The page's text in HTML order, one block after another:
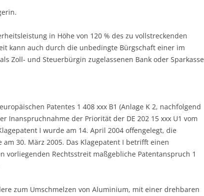
in Höhe von 120 % des zu vollstreckenden
kann auch durch die unbedingte Bürgschaft einer im
Zoll- und Steuerbürgin zugelassenen Bank oder Sparkasse
Patentes 1 408 xxx B1 (Anlage K 2, nachfolgend
Inanspruchnahme der Priorität der DE 202 15 xxx U1 vom
I wurde am 14. April 2004 offengelegt, die
30. März 2005. Das Klagepatent I betrifft einen
vorliegenden Rechtsstreit maßgebliche Patentanspruch 1
zum Umschmelzen von Aluminium, mit einer drehbaren